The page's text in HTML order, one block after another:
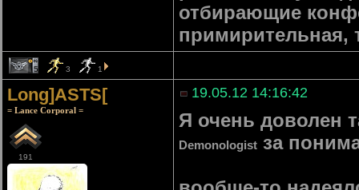
отбирающие
примирительная,
5 3 1
Long]ASTS[
= Lance Corporal =
191
19.05.12 14:16:42
Я очень доволен
Demonologist за